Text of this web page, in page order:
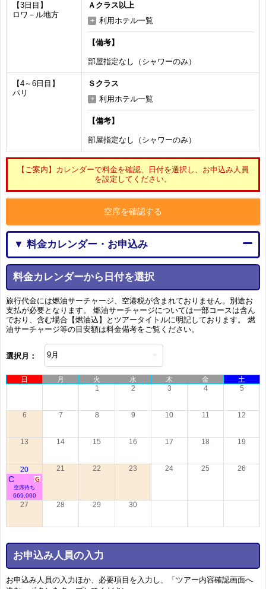
【3日目】
ロワ－ル地方
Ａクラス以上
利用ホテル一覧
【備考】
部屋指定なし（シャワーのみ）
【4～6日目】
パリ
Ｓクラス
利用ホテル一覧
【備考】
部屋指定なし（シャワーのみ）
【ご案内】カレンダーで料金を確認、日付を選択し、お申込み人員
を設定してください。
空席を確認する
▼ 料金カレンダー・お申込み
料金カレンダーから日付を選択
旅行代金には燃油サーチャージ、空港税が含まれておりません。別途お
支払が必要となります。 燃油サーチャージについては一部コースは含ん
でおり、含む場合【燃油込】とツアータイトルに明記しております。 燃
油サーチャージ等の目安額は料金備考をご覧ください。
選択月：
日 月 火 水 木 金
土
1
2 3 4 5
6 7 8 9 10 11 12
13 14 15 16 17 18 19
20
空席待ち
C
669,000
21 22 23 24 25 26
27 28 29 30
お申込み人員の入力
お申込み人員の入力ほか、必要項目を入力し、「ツアー内容確認画面へ